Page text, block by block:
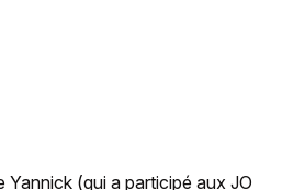
Yannick (qui a participé aux JO